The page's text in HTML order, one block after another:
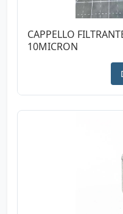
CAPPELLO
10MICRON